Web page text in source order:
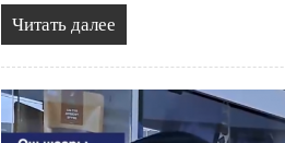
Читать далее